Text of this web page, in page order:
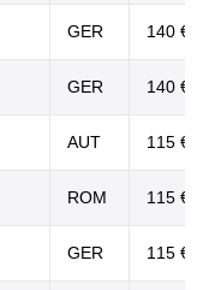
GER 140 €
GER 140 €
AUT 115 €
ROM 115 €
GER 115 €